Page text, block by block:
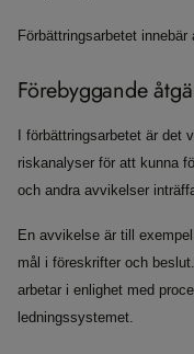
Förbättringsarbetet
Förebyggande
I förbättringsarbetet är det
riskanalyser för att kunna
och andra avvikelser
En avvikelse är till
mål i föreskrifter och
arbetar i enlighet med
ledningssystemet.